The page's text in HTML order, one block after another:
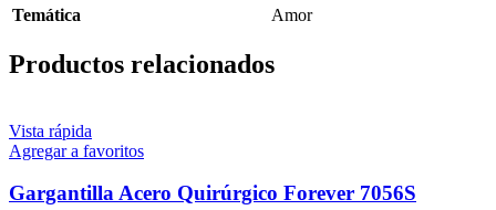
Temática Amor
Productos relacionados
Vista rápida
Agregar a favoritos
Gargantilla Acero Quirúrgico Forever 7056S